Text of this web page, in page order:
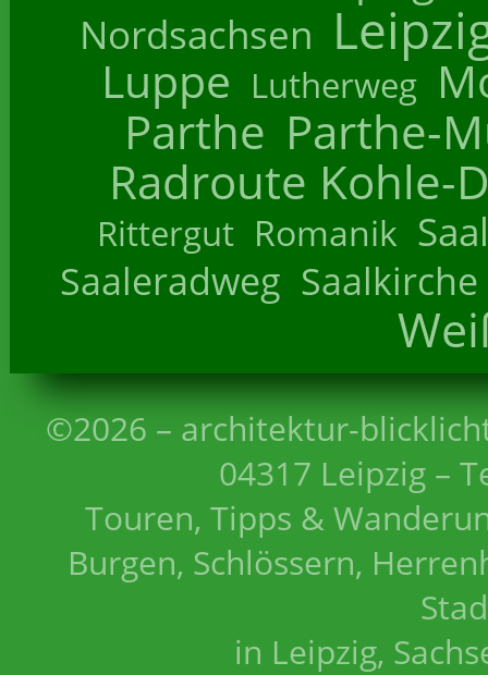
Nordsachsen
Luppe Lutherweg
Parthe Parthe-
Radroute Kohle-
Rittergut Romanik
Saaleradweg Saalkirche
©2026 – architektur-
04317 Leipzig –
Touren, Tipps &
Burgen, Schlössern,
in Leipzig,